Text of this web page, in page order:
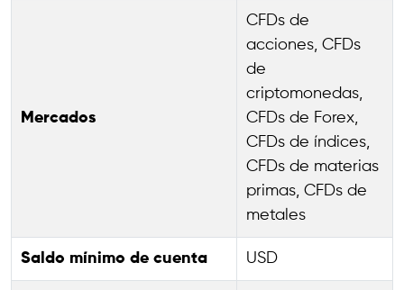
Mercados
CFDs de
acciones, CFDs
de
criptomonedas,
CFDs de Forex,
CFDs de índices,
CFDs de materias
primas, CFDs de
metales
Saldo mínimo de cuenta USD